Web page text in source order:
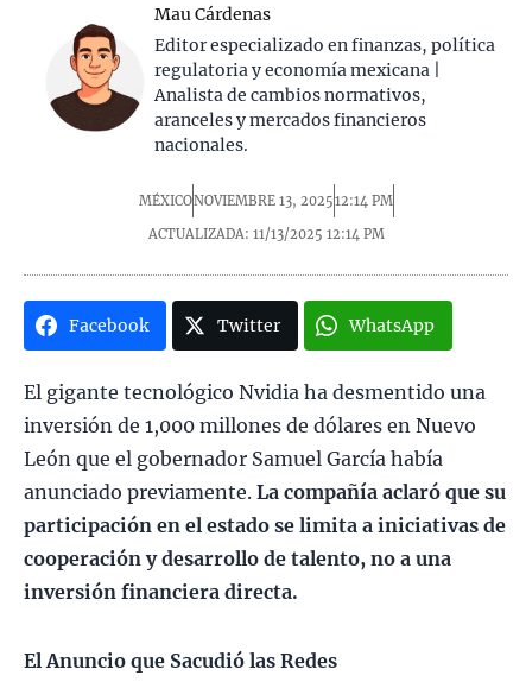
Mau Cárdenas
Editor especializado en finanzas, política
regulatoria y economía mexicana |
Analista de cambios normativos,
aranceles y mercados financieros
nacionales.
MÉXICONOVIEMBRE 13, 202512:14 PM
ACTUALIZADA: 11/13/2025 12:14 PM
Facebook Twitter WhatsApp
El gigante tecnológico Nvidia ha desmentido una
inversión de 1,000 millones de dólares en Nuevo
León que el gobernador Samuel García había
anunciado previamente. La compañía aclaró que su
participación en el estado se limita a iniciativas de
cooperación y desarrollo de talento, no a una
inversión financiera directa.
El Anuncio que Sacudió las Redes